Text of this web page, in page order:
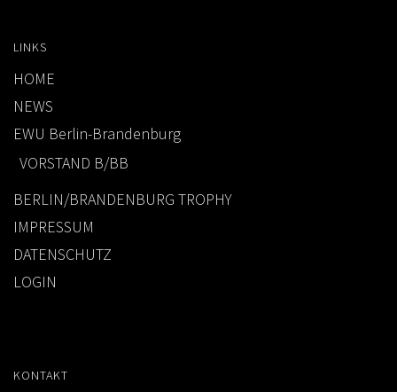
LINKS
HOME
NEWS
EWU Berlin-Brandenburg
VORSTAND B/BB
BERLIN/BRANDENBURG TROPHY
IMPRESSUM
DATENSCHUTZ
LOGIN
KONTAKT